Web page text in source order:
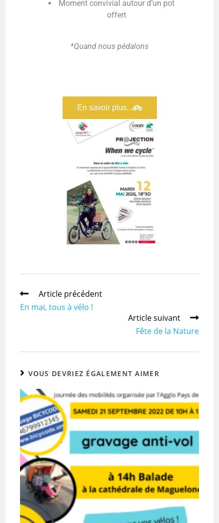
Moment convivial autour d’un pot
offert
*Quand nous pédalons
En savoir plus...
Article précédent
En mai, tous à vélo !
Article suivant
Fête de la Nature
VOUS DEVRIEZ ÉGALEMENT AIMER